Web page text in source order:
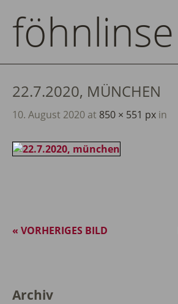
föhnlinse
22.7.2020, MÜNCHEN
10. August 2020 at 850 × 551 px in
« VORHERIGES BILD
Archiv